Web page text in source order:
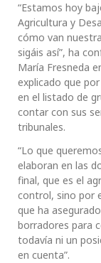
“Estamos hoy
Agricultura y
cómo van
sigáis así”, ha
María Fresneda
explicado que
en el listado de
contar con sus
tribunales.
“Lo que
elaboran en las
final, que es el
control, sino por
que ha
borradores para
todavía ni un
en cuenta”.